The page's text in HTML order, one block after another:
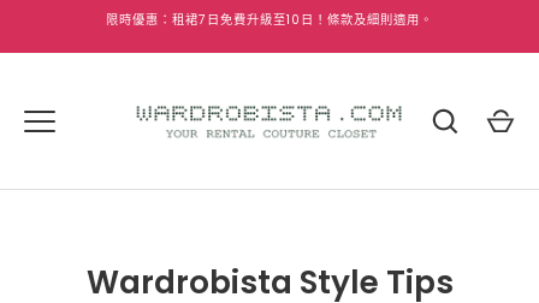
限時優惠：租裙7 日免費升級至10 日！條款及細則適用。
Wardrobista Style Tips